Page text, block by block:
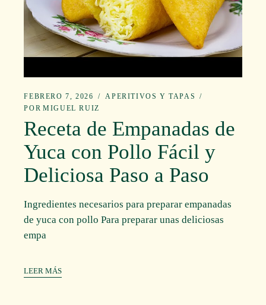
FEBRERO 7, 2026
APERITIVOS Y TAPAS
POR MIGUEL RUIZ
Receta de Empanadas de
Yuca con Pollo Fácil y
Deliciosa Paso a Paso
Ingredientes necesarios para preparar empanadas
de yuca con pollo Para preparar unas deliciosas
empa
LEER MÁS